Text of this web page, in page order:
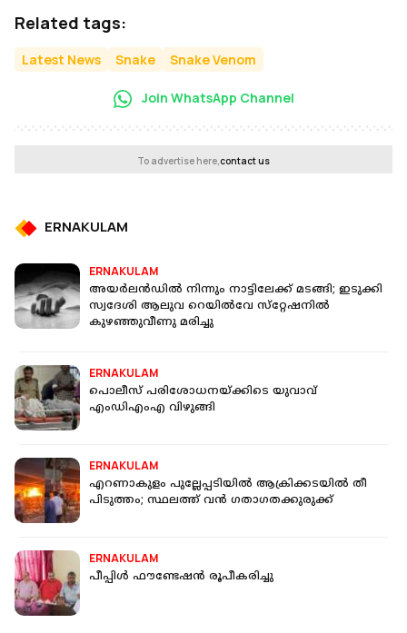
Related tags:
Latest News Snake Snake Venom
Join WhatsApp Channel
To advertise here,contact us
ERNAKULAM
ERNAKULAM
അയര്‍ലന്‍ഡില്‍ നിന്നും നാട്ടിലേക്ക് മടങ്ങി; ഇടുക്കി
സ്വദേശി ആലുവ റെയില്‍വേ സ്‌റ്റേഷനില്‍
കുഴഞ്ഞുവീണു മരിച്ചു
ERNAKULAM
പൊലീസ് പരിശോധനയ്ക്കിടെ യുവാവ്
എംഡിഎംഎ വിഴുങ്ങി
ERNAKULAM
എറണാകുളം പുല്ലേപ്പടിയില്‍ ആക്രിക്കടയില്‍ തീ
പിടുത്തം; സ്ഥലത്ത് വന്‍ ഗതാഗതക്കുരുക്ക്
ERNAKULAM
പീപ്പിൾ ഫൗണ്ടേഷൻ രൂപീകരിച്ചു